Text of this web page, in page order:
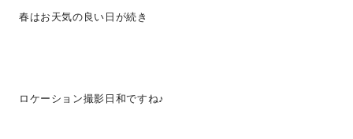
春はお天気の良い日が続き
ロケーション撮影日和ですね♪